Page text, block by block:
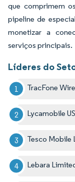
que comprimem
pipeline de
monetizar a
serviços principais.
Líderes do
TracFone
Lycamobile
Tesco Mobile
Lebara